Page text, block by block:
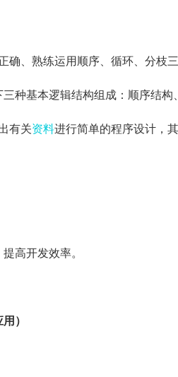
、熟练运用顺序、循环、分枝
基本逻辑结构组成：顺序结构
有关资料进行简单的程序设计，
高开发效率。
）